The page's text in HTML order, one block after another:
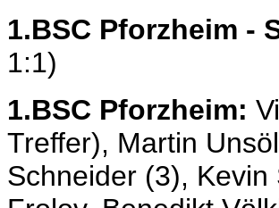
1.BSC Pforzheim -
1:1)
1.BSC Pforzheim:
Treffer), Martin
Schneider (3),